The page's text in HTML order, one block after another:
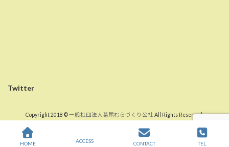
Twitter
Copyright 2018 ©一般社団法人葛尾むらづくり公社 All Rights Reserved.
HOME ACCESS CONTACT TEL